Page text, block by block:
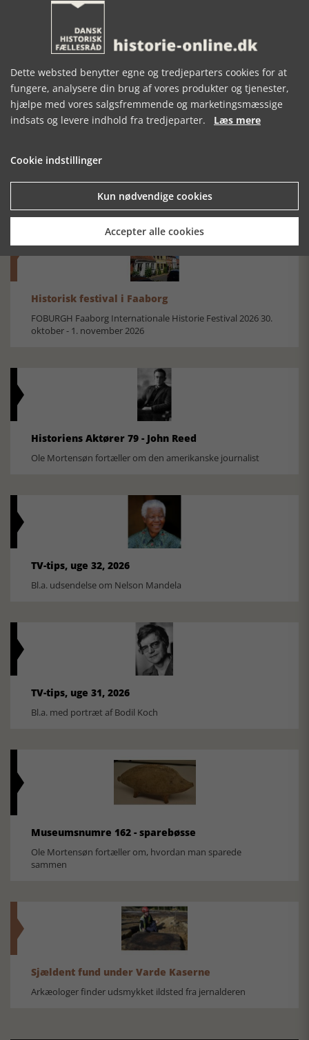
MAGT OG
Den største samling af moselig i verden på Museum
Historisk festival i Faaborg
FOBURGH Faaborg Internationale Historie Festival 2026 30.
oktober - 1. november 2026
Historiens Aktører 79 - John Reed
Ole Mortensøn fortæller om den amerikanske journalist
TV-tips, uge 32, 2026
Bl.a. udsendelse om Nelson Mandela
TV-tips, uge 31, 2026
Bl.a. med portræt af Bodil Koch
Museumsnumre 162 - sparebøsse
Ole Mortensøn fortæller om, hvordan man sparede
sammen
Sjældent fund under Varde Kaserne
Arkæologer finder udsmykket ildsted fra jernalderen
Dette websted benytter egne og tredjeparters cookies for at
fungere, analysere din brug af vores produkter og tjenester,
hjælpe med vores salgsfremmende og marketingsmæssige
indsats og levere indhold fra tredjeparter. Læs mere
Cookie indstillinger
Kun nødvendige cookies
Accepter alle cookies